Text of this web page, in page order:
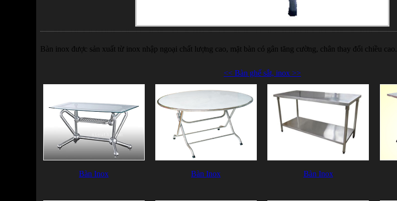
Bàn inox được sản xuất từ inox nhập ngoại chất lượng cao, mặt bàn có gân tăng cường, chân thay đổi chiều cao.
<< Bàn ghế sắt, inox >>
Bàn Inox Bàn Inox Bàn Inox